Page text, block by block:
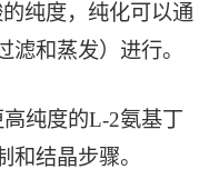
纯度，纯化可以通
滤和蒸发）进行。
纯度的L-2氨基丁
和结晶步骤。